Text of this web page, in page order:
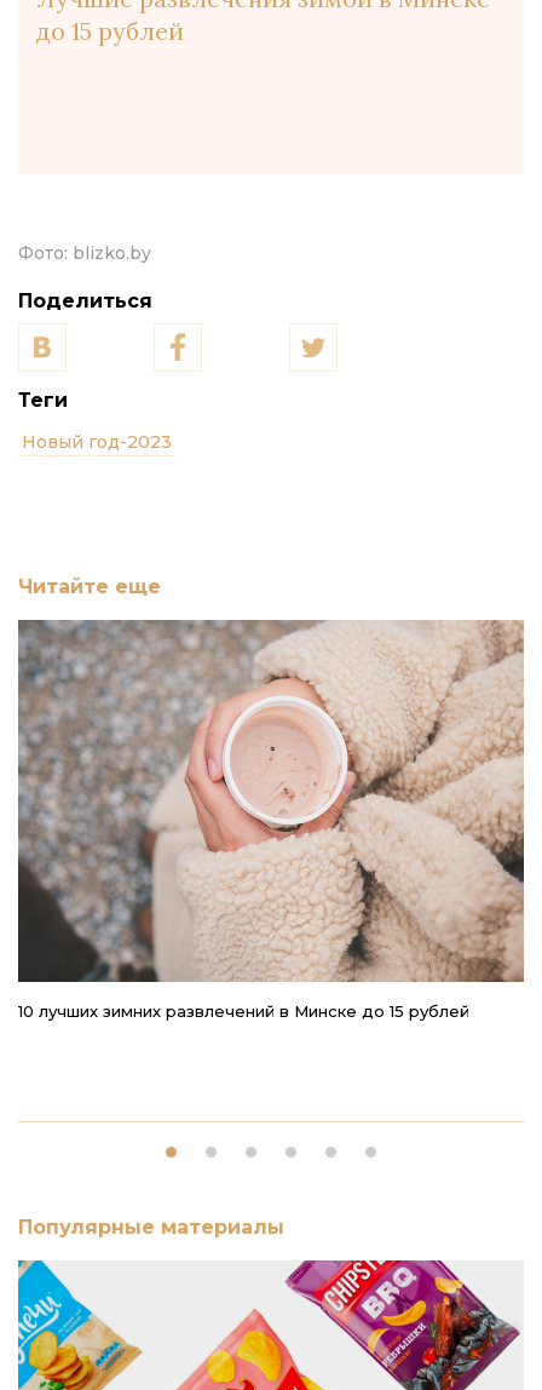
до 15 рублей
Фото: blizko.by
Поделиться
Теги
Новый год-2023
Читайте еще
10 лучших зимних развлечений в Минске до 15 рублей
Популярные материалы